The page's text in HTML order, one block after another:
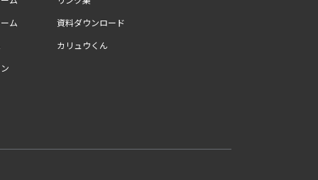
ム
資料ダウンロード
カリュウくん